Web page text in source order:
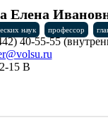
Елена
наук профессор
40-55-55
2-15 В